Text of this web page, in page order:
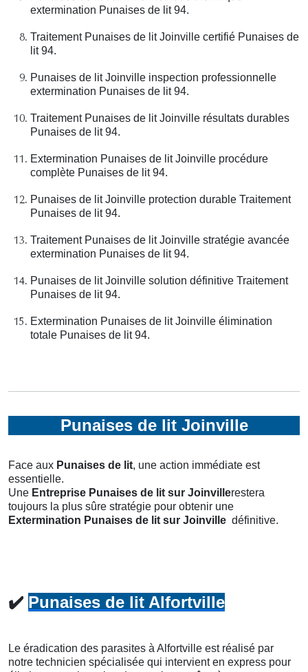
extermination Punaises de lit 94.
Traitement Punaises de lit Joinville certifié Punaises de
lit 94.
Punaises de lit Joinville inspection professionnelle
extermination Punaises de lit 94.
Traitement Punaises de lit Joinville résultats durables
Punaises de lit 94.
Extermination Punaises de lit Joinville procédure
complète Punaises de lit 94.
Punaises de lit Joinville protection durable Traitement
Punaises de lit 94.
Traitement Punaises de lit Joinville stratégie avancée
extermination Punaises de lit 94.
Punaises de lit Joinville solution définitive Traitement
Punaises de lit 94.
Extermination Punaises de lit Joinville élimination
totale Punaises de lit 94.
Punaises de lit Joinville
Face aux Punaises de lit, une action immédiate est
essentielle.
Une Entreprise Punaises de lit sur Joinvillerestera
toujours la plus sûre stratégie pour obtenir une
Extermination Punaises de lit sur Joinville définitive.
✔️ Punaises de lit Alfortville
Le éradication des parasites à Alfortville est réalisé par
notre technicien spécialisée qui intervient en express pour